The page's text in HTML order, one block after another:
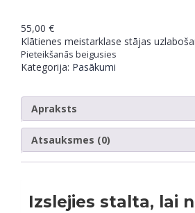
55,00 €
Klātienes meistarklase stājas
Pieteikšanās beigusies
Kategorija: Pasākumi
Apraksts
Atsauksmes (0)
Izslejies stalta, lai